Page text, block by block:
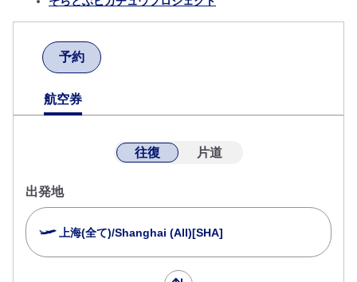
予約
航空券
往復 片道
出発地
上海(全て)/Shanghai (All)[SHA]